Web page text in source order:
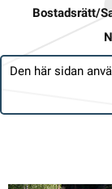
Bostadsrätt/
Den här sidan